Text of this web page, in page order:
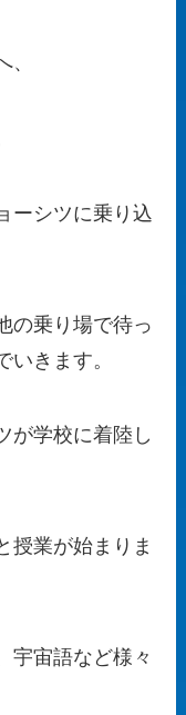
ーシツに乗り込
の乗り場で待っ
きます。
が学校に着陸し
授業が始まりま
宇宙語など様々